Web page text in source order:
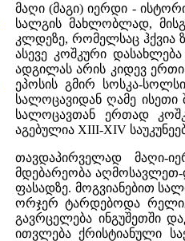
მაღი (მაგი) იერდი -
სალგის მახლობლად,
კლდეზე, რომელსაც ჰქვია
ასევე კოშკური
ადგილას არის კიდევ
ეპოსის გმირ სოსკა-
სალოცავიდან ღამე ისეთი
სალოცავთან ერთად
აგებულია XIII-XIV
თავდაპირველად მაღი-
მდებარეობა
ფასადზე. მოგვიანებით
ორჯერ ტარდებოდა
გავრცელება ინგუშეთში
ითვლება ქრისტიანული